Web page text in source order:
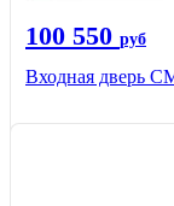
100 550 руб
Входная дверь